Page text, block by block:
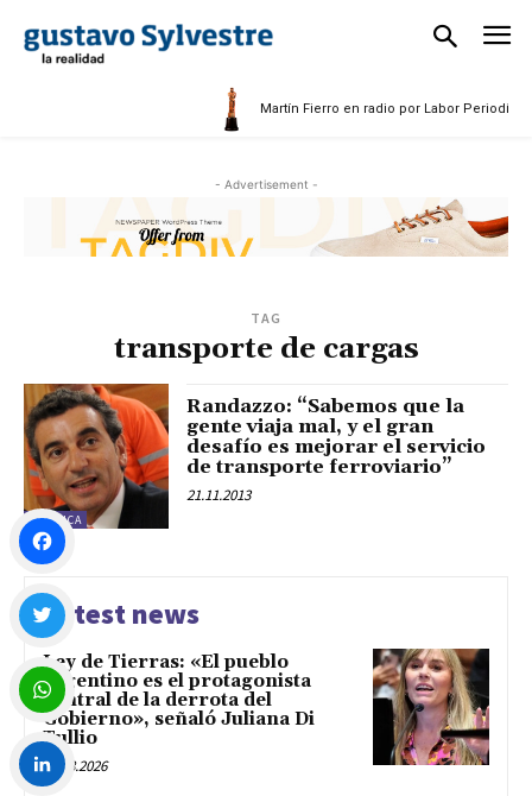
Martín Fierro en radio por Labor
- Advertisement -
TAG
transporte de cargas
POLÍTICA
Randazzo: “Sabemos que la
gente viaja mal, y el gran
desafío es mejorar el servicio
de transporte ferroviario”
21.11.2013
Latest news
Ley de Tierras: «El pueblo
argentino es el protagonista
central de la derrota del
Gobierno», señaló Juliana Di
Tullio
06.08.2026
Facebook
Twitter
WhatsApp